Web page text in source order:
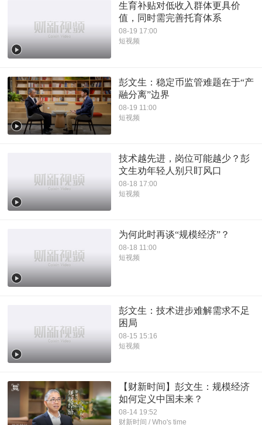
生育补贴对低收入群体更具价
值，同时需完善托育体系
08-19 17:00
短视频
彭文生：稳定币监管难题在于“产
融分离”边界
08-19 11:00
短视频
技术越先进，岗位可能越少？彭
文生劝年轻人别只盯风口
08-18 17:00
短视频
为何此时再谈“规模经济”？
08-18 11:00
短视频
彭文生：技术进步难解需求不足
困局
08-15 15:16
短视频
【财新时间】彭文生：规模经济
如何定义中国未来？
08-14 19:52
财新时间 / Who's time